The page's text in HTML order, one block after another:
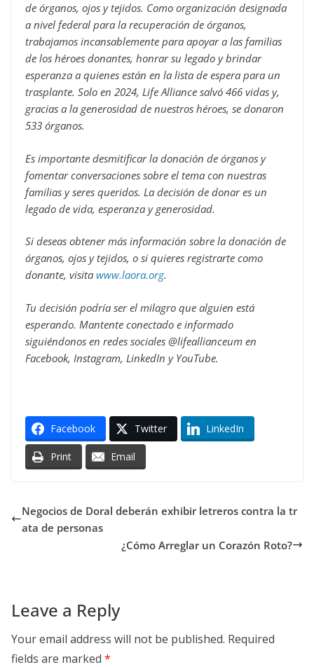
de órganos, ojos y tejidos. Como organización designada
a nivel federal para la recuperación de órganos,
trabajamos incansablemente para apoyar a las familias
de los héroes donantes, honrar su legado y brindar
esperanza a quienes están en la lista de espera para un
trasplante. Solo en 2024, Life Alliance salvó 466 vidas y,
gracias a la generosidad de nuestros héroes, se donaron
533 órganos.
Es importante desmitificar la donación de órganos y
fomentar conversaciones sobre el tema con nuestras
familias y seres queridos. La decisión de donar es un
legado de vida, esperanza y generosidad.
Si deseas obtener más información sobre la donación de
órganos, ojos y tejidos, o si quieres registrarte como
donante, visita www.laora.org.
Tu decisión podría ser el milagro que alguien está
esperando. Mantente conectado e informado
siguiéndonos en redes sociales @lifeallianceum en
Facebook, Instagram, LinkedIn y YouTube.
Facebook Twitter LinkedIn
Print Email
Negocios de Doral deberán exhibir letreros contra la tr
ata de personas
¿Cómo Arreglar un Corazón Roto?
Leave a Reply
Your email address will not be published. Required
fields are marked *